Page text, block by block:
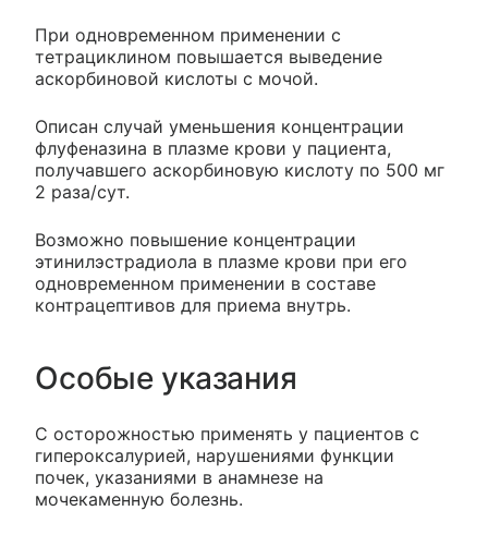
При одновременном применении с
тетрациклином повышается выведение
аскорбиновой кислоты с мочой.
Описан случай уменьшения концентрации
флуфеназина в плазме крови у пациента,
получавшего аскорбиновую кислоту по 500 мг
2 раза/сут.
Возможно повышение концентрации
этинилэстрадиола в плазме крови при его
одновременном применении в составе
контрацептивов для приема внутрь.
Особые указания
С осторожностью применять у пациентов с
гипероксалурией, нарушениями функции
почек, указаниями в анамнезе на
мочекаменную болезнь.